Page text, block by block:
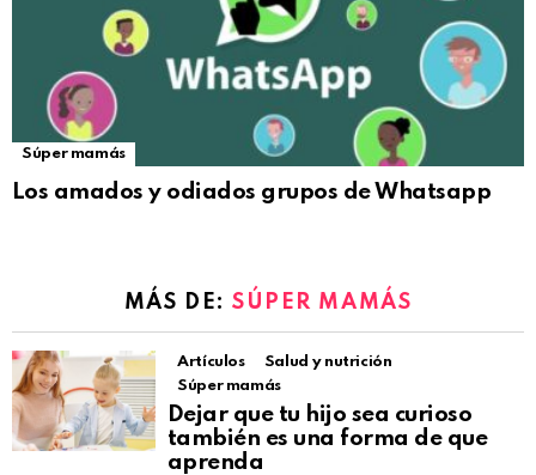
Súper mamás
Los amados y odiados grupos de Whatsapp
MÁS DE:SÚPER MAMÁS
Artículos
Salud y nutrición
Súper mamás
Dejar que tu hijo sea curioso
también es una forma de que
aprenda